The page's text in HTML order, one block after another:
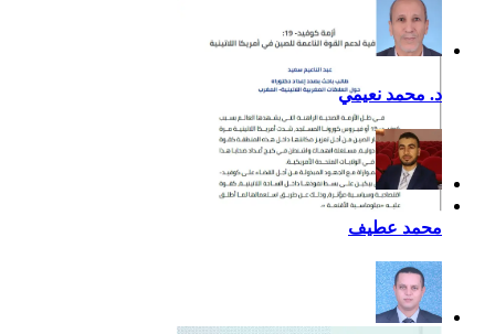
إضافية لدعم القوة الناعمة
للصين في أمريكا اللاتينية
د. محمد نعيمي
محمد عطيف